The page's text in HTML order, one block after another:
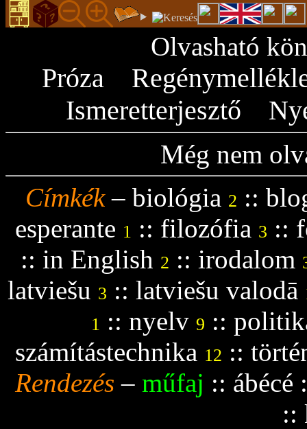
Olvasható
Próza
Ismeretterjesztő
Még nem
Címkék– biológia 2 ::
esperante 1 :: filozófia 3 ::
:: in English 2 :: irodalom
latviešu 3 :: latviešu valodā
1 :: nyelv 9 ::
számítástechnika 12 ::
Rendezés – műfaj :: ábécé
::